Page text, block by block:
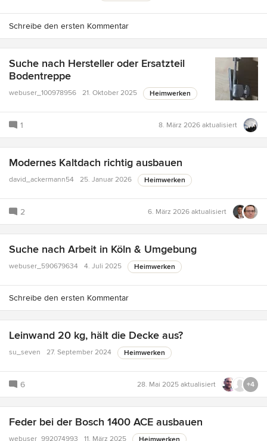
Schreibe den ersten Kommentar
Suche nach Hersteller oder Ersatzteil
Bodentreppe
webuser_100978956 21. Oktober 2025 Heimwerken
1 8. März 2026 aktualisiert
Modernes Kaltdach richtig ausbauen
david_ackermann54 25. Januar 2026 Heimwerken
2 6. März 2026 aktualisiert
Suche nach Arbeit in Köln & Umgebung
webuser_590679634 4. Juli 2025 Heimwerken
Schreibe den ersten Kommentar
Leinwand 20 kg, hält die Decke aus?
su_seven 27. September 2024 Heimwerken
6 28. Mai 2025 aktualisiert +4
Feder bei der Bosch 1400 ACE ausbauen
webuser_992074993 11. März 2025